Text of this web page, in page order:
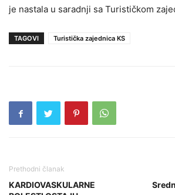
je nastala u saradnji sa Turističkom
TAGOVI Turistička zajednica KS
Prethodni članak
KARDIOVASKULARNE